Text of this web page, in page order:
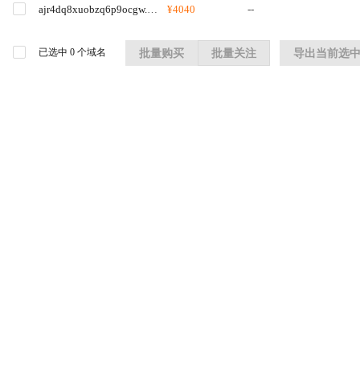
¥4040 --
已选中 0 个域名 批量购买 批量关注 导出当前选中